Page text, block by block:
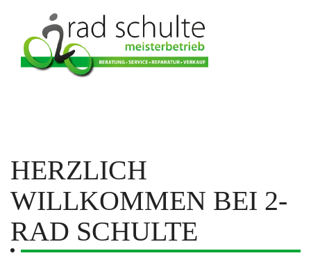
HERZLICH
WILLKOMMEN BEI 2-
RAD SCHULTE